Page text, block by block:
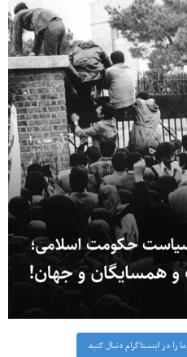
ما را در اینستاگرام دنبال کنید